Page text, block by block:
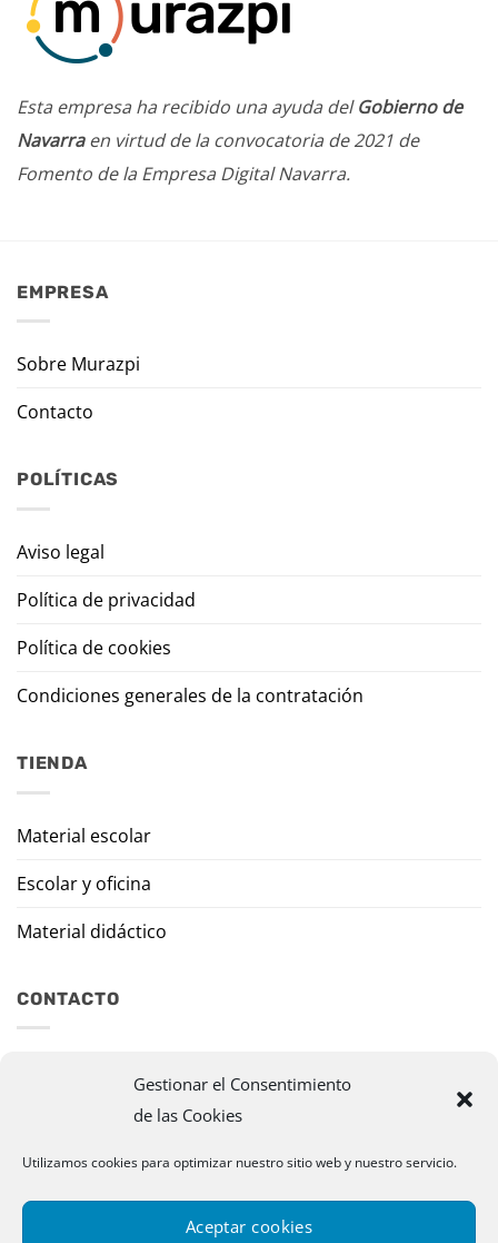
Gestionar el Consentimiento
de las Cookies
Utilizamos cookies para optimizar nuestro sitio web y nuestro servicio.
Aceptar cookies
Esta empresa ha recibido una ayuda delGobierno de
Navarraen virtud de la convocatoria de 2021 de
Fomento de la Empresa Digital Navarra.
EMPRESA
Sobre Murazpi
Contacto
POLÍTICAS
Aviso legal
Política de privacidad
Política de cookies
Condiciones generales de la contratación
TIENDA
Material escolar
Escolar y oficina
Material didáctico
CONTACTO
murazpi@murazpi.com
948 234 436 – 623 195 518